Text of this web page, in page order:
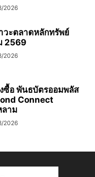
2026
วะตลาดหลักทรัพย์
2569
2026
ซื้อ พันธบัตรออมพลัส
Connect
าม
2026